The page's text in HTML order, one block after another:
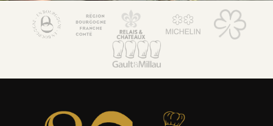
Maison Lorain
Restaurant 2*
Bien-être & Spa